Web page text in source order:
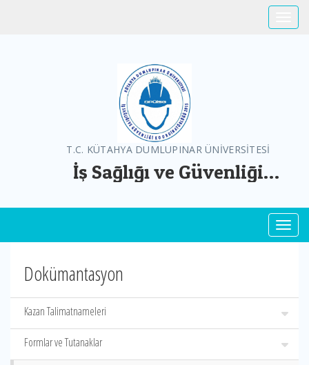
T.C. KÜTAHYA DUMLUPINAR ÜNİVERSİTESİ
İş Sağlığı ve Güvenliği
Dokümantasyon
Kazan Talimatnameleri
Formlar ve Tutanaklar